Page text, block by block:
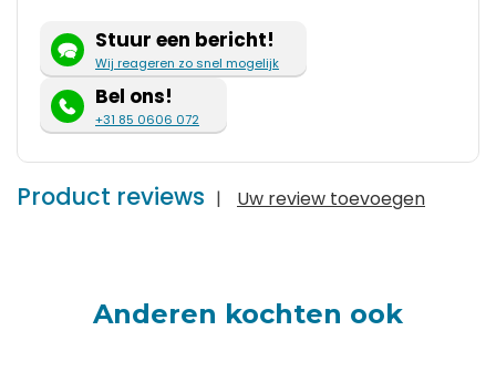
Stuur een bericht!
Wij reageren zo snel mogelijk
Bel ons!
+31 85 0606 072
Product reviews | Uw review toevoegen
Anderen kochten ook